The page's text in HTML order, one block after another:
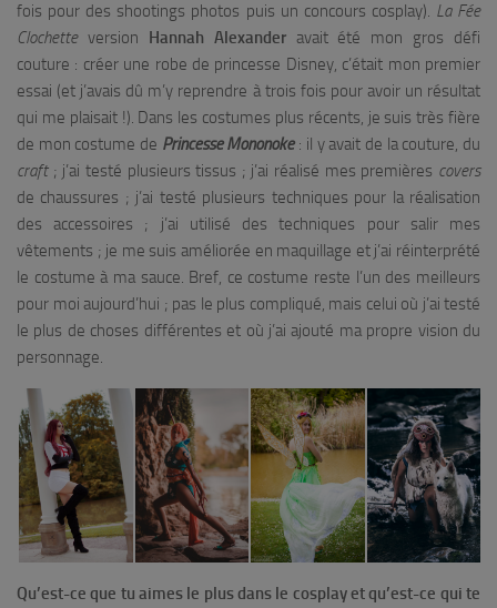
fois pour des shootings photos puis un concours cosplay). La Fée
Clochetteversion Hannah Alexanderavait été mon gros défi
couture : créer une robe de princesse Disney, c’était mon premier
essai (et j’avais dû m’y reprendre à trois fois pour avoir un résultat
qui me plaisait !). Dans les costumes plus récents, je suis très fière
de mon costume de Princesse Mononoke: il y avait de la couture, du
craft ; j’ai testé plusieurs tissus ; j’ai réalisé mes premières covers
de chaussures ; j’ai testé plusieurs techniques pour la réalisation
des accessoires ; j’ai utilisé des techniques pour salir mes
vêtements ; je me suis améliorée en maquillage et j’ai réinterprété
le costume à ma sauce. Bref, ce costume reste l’un des meilleurs
pour moi aujourd’hui ; pas le plus compliqué, mais celui où j’ai testé
le plus de choses différentes et où j’ai ajouté ma propre vision du
personnage.
Qu’est-ce que tu aimes le plus dans le cosplay et qu’est-ce qui te